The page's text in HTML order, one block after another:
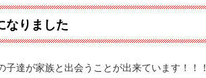
なりました
子達が家族と出会うことが出来ています！！！